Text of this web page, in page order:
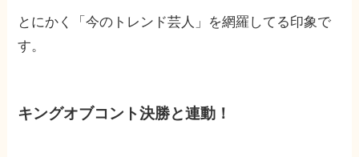
とにかく「今のトレンド芸人」を網羅してる印象で
す。
キングオブコント決勝と連動！